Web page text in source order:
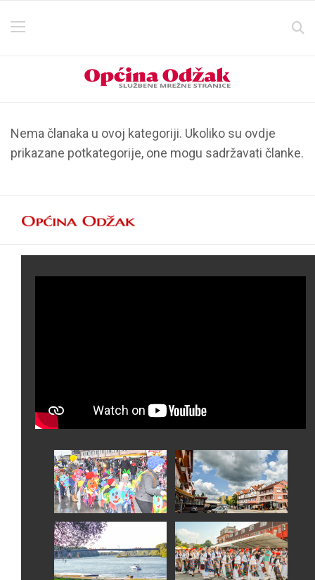
Nema članaka u ovoj kategoriji. Ukoliko su ovdje
prikazane potkategorije, one mogu sadržavati članke.